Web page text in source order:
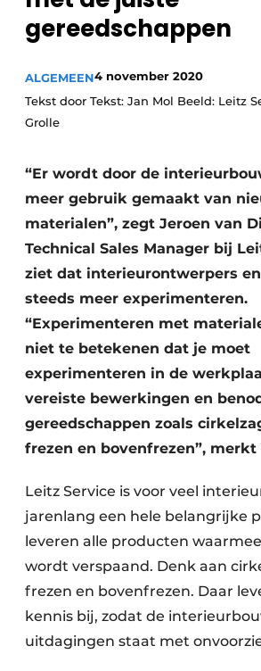
Vacature aanmelden
Vacatures
Video’s
gereedschappen
ALGEMEEN4 november 2020
Tekst door Tekst: Jan Mol Beeld: Leitz
Grolle
“Er wordt door de
meer gebruik gemaakt van
materialen”, zegt Jeroen van
Technical Sales Manager bij
ziet dat interieurontwerpers
steeds meer experimenteren.
“Experimenteren met
niet te betekenen dat je moet
experimenteren in de
vereiste bewerkingen en
gereedschappen zoals
frezen en bovenfrezen”, merkt
Leitz Service is voor veel
jarenlang een hele belangrijke
leveren alle producten
wordt verspaand. Denk aan
frezen en bovenfrezen. Daar
kennis bij, zodat de
uitdagingen staat met